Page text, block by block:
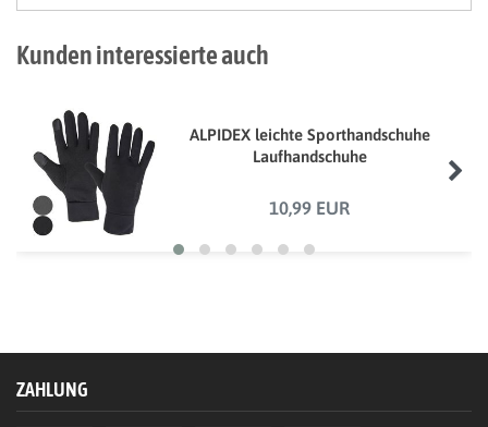
Kunden interessierte auch
ALPIDEX leichte Sporthandschuhe
Laufhandschuhe
10,99 EUR
ZAHLUNG